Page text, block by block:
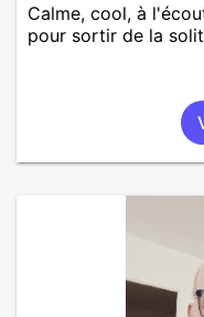
Calme, cool, à
pour sortir de la